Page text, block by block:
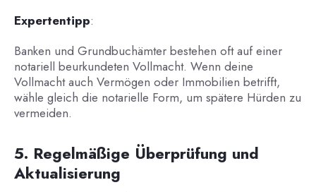
Expertentipp:
Banken und Grundbuchämter bestehen oft auf einer
notariell beurkundeten Vollmacht. Wenn deine
Vollmacht auch Vermögen oder Immobilien betrifft,
wähle gleich die notarielle Form, um spätere Hürden zu
vermeiden.
5. Regelmäßige Überprüfung und
Aktualisierung